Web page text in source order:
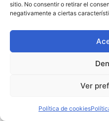
sitio. No consentir o retirar el
negativamente a ciertas
Ver
Política de cookies